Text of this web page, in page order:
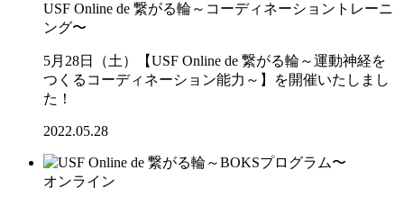
USF Online de 繋がる輪～コーディネーショントレーニ
ング〜
5月28日（土）【USF Online de 繋がる輪～運動神経を
つくるコーディネーション能力～】を開催いたしまし
た！
2022.05.28
オンライン